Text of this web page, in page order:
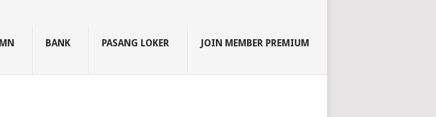
BANK PASANG LOKER JOIN MEMBER PREMIUM